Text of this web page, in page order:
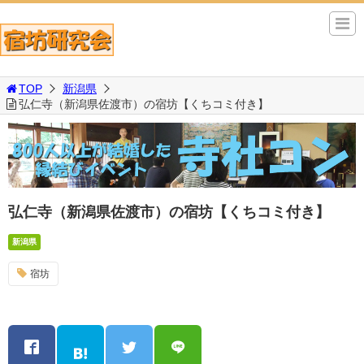
TOP
新潟県
弘仁寺（新潟県佐渡市）の宿坊【くちコミ付き】
弘仁寺（新潟県佐渡市）の宿坊【くちコミ付き】
新潟県
宿坊